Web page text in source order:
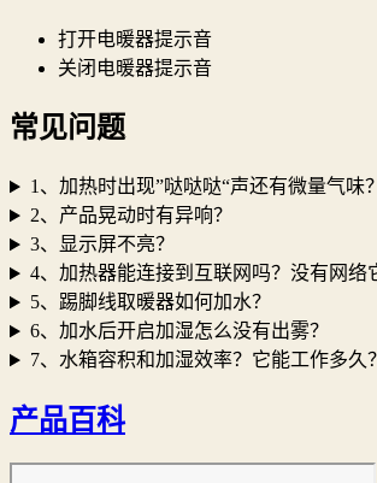
打开电暖器提示音
关闭电暖器提示音
常见问题
1、加热时出现”哒哒哒“声还有微量气味？
2、产品晃动时有异响？
3、显示屏不亮？
4、加热器能连接到互联网吗？没有网络
5、踢脚线取暖器如何加水？
6、加水后开启加湿怎么没有出雾？
7、水箱容积和加湿效率？它能工作多久？
产品百科